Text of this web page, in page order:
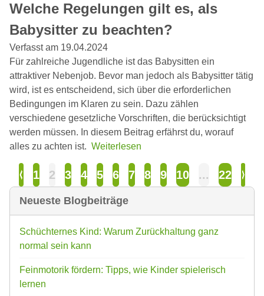
Welche Regelungen gilt es, als
Babysitter zu beachten?
Verfasst am 19.04.2024
Für zahlreiche Jugendliche ist das Babysitten ein
attraktiver Nebenjob. Bevor man jedoch als Babysitter tätig
wird, ist es entscheidend, sich über die erforderlichen
Bedingungen im Klaren zu sein. Dazu zählen
verschiedene gesetzliche Vorschriften, die berücksichtigt
werden müssen. In diesem Beitrag erfährst du, worauf
alles zu achten ist. Weiterlesen
1 2 3 4 5 6 7 8 9 10 ... 22
Neueste Blogbeiträge
Schüchternes Kind: Warum Zurückhaltung ganz
normal sein kann
Feinmotorik fördern: Tipps, wie Kinder spielerisch
lernen